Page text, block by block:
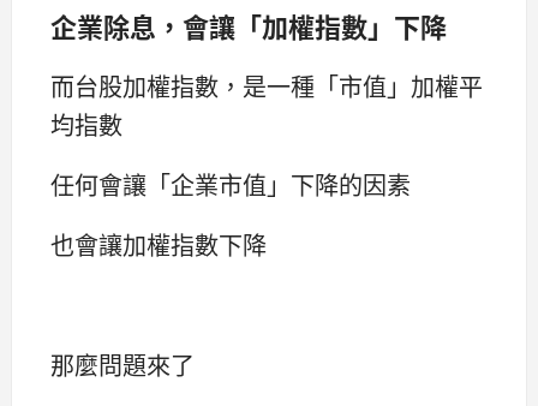
企業除息，會讓「加權指數」下降
而台股加權指數，是一種「市值」加權平
均指數
任何會讓「企業市值」下降的因素
也會讓加權指數下降
那麼問題來了